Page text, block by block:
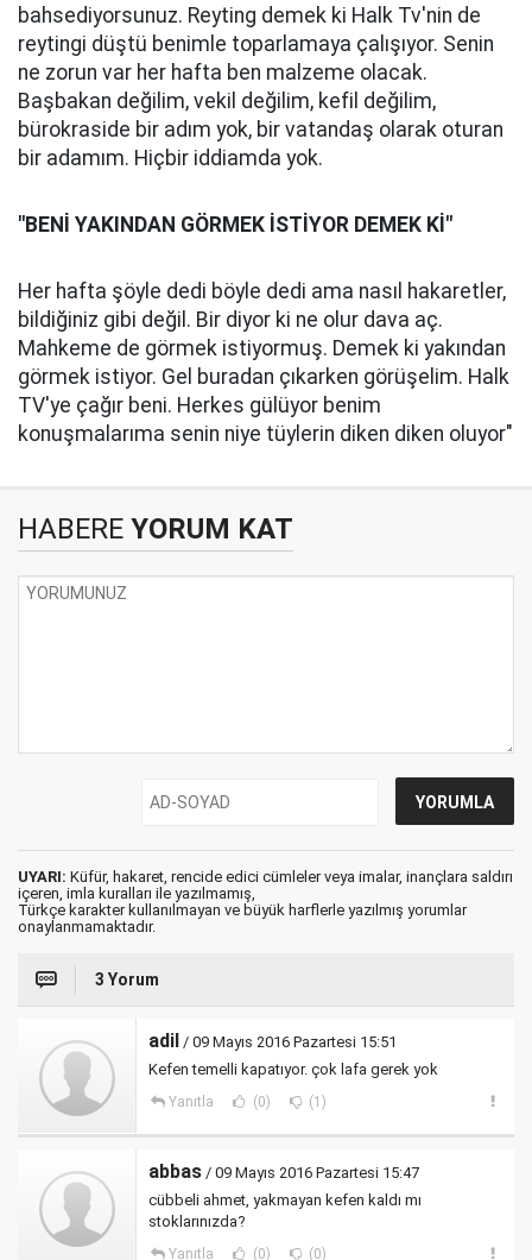
bahsediyorsunuz. Reyting demek ki Halk Tv'nin de
reytingi düştü benimle toparlamaya çalışıyor. Senin
ne zorun var her hafta ben malzeme olacak.
Başbakan değilim, vekil değilim, kefil değilim,
bürokraside bir adım yok, bir vatandaş olarak oturan
bir adamım. Hiçbir iddiamda yok.
"BENİ YAKINDAN GÖRMEK İSTİYOR DEMEK Kİ"
Her hafta şöyle dedi böyle dedi ama nasıl hakaretler,
bildiğiniz gibi değil. Bir diyor ki ne olur dava aç.
Mahkeme de görmek istiyormuş. Demek ki yakından
görmek istiyor. Gel buradan çıkarken görüşelim. Halk
TV'ye çağır beni. Herkes gülüyor benim
konuşmalarıma senin niye tüylerin diken diken oluyor"
HABERE YORUM KAT
UYARI: Küfür, hakaret, rencide edici cümleler veya imalar, inançlara saldırı
içeren, imla kuralları ile yazılmamış,
Türkçe karakter kullanılmayan ve büyük harflerle yazılmış yorumlar
onaylanmamaktadır.
3 Yorum
adil / 09 Mayıs 2016 Pazartesi 15:51
Kefen temelli kapatıyor. çok lafa gerek yok
Yanıtla (0) (1)
abbas / 09 Mayıs 2016 Pazartesi 15:47
cübbeli ahmet, yakmayan kefen kaldı mı
stoklarınızda?
Yanıtla (0) (0)